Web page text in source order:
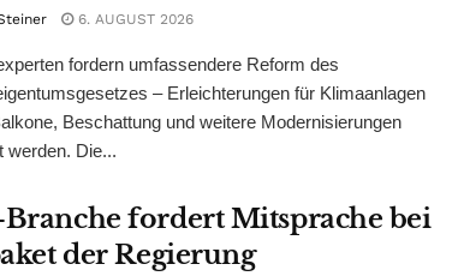
6. AUGUST 2026
fordern umfassendere Reform des
– Erleichterungen für Klimaanlagen
Beschattung und weitere Modernisierungen
werden. Die...
fordert Mitsprache bei
der Regierung